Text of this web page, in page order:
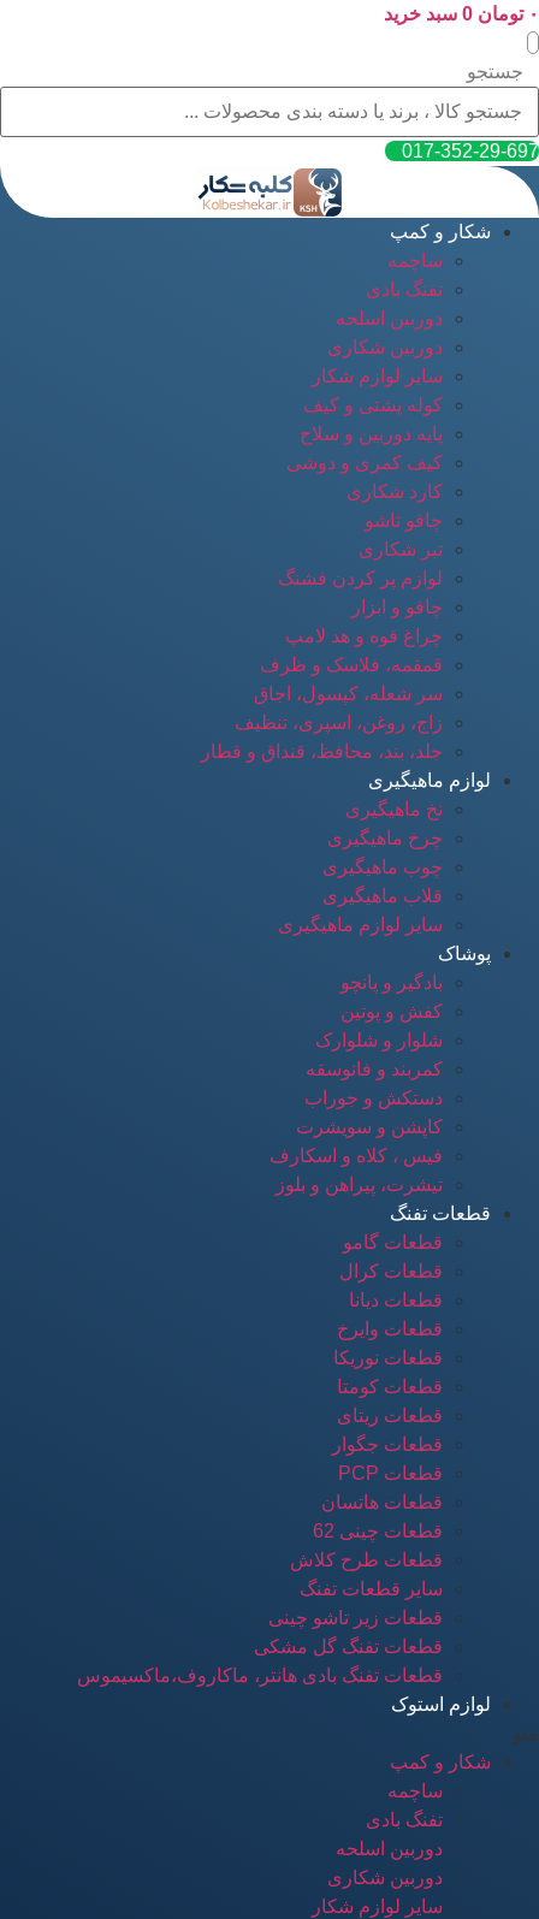
پرش
به
محتوا
۰ تومان 0 سبد خرید
جستجو
017-352-29-697
شکار و کمپ
ساچمه
تفنگ بادی
دوربین اسلحه
دوربین شکاری
سایر لوازم شکار
کوله پشتی و کیف
پایه دوربین و سلاح
کیف کمری و دوشی
کارد شکاری
چاقو تاشو
تبر شکاری
لوازم پر کردن فشنگ
چاقو و ابزار
چراغ قوه و هد لامپ
قمقمه، فلاسک و ظرف
سر شعله، کپسول، اجاق
زاج، روغن، اسپری، تنظیف
جلد، بند، محافظ، قنداق و قطار
لوازم ماهیگیری
نخ ماهیگیری
چرخ ماهیگیری
چوب ماهیگیری
قلاب ماهیگیری
سایر لوازم ماهیگیری
پوشاک
بادگیر و پانچو
کفش و پوتین
شلوار و شلوارک
کمربند و فانوسقه
دستکش و جوراب
کاپشن و سویشرت
فیس ، کلاه و اسکارف
تیشرت، پیراهن و بلوز
قطعات تفنگ
قطعات گامو
قطعات کرال
قطعات دیانا
قطعات وایرخ
قطعات نوریکا
قطعات کومتا
قطعات ریتای
قطعات جگوار
قطعات PCP
قطعات هاتسان
قطعات چینی 62
قطعات طرح کلاش
سایر قطعات تفنگ
قطعات زیر تاشو چینی
قطعات تفنگ گل مشکی
قطعات تفنگ بادی هانتر، ماکاروف،ماکسیموس
لوازم استوک
منو
شکار و کمپ
ساچمه
تفنگ بادی
دوربین اسلحه
دوربین شکاری
سایر لوازم شکار